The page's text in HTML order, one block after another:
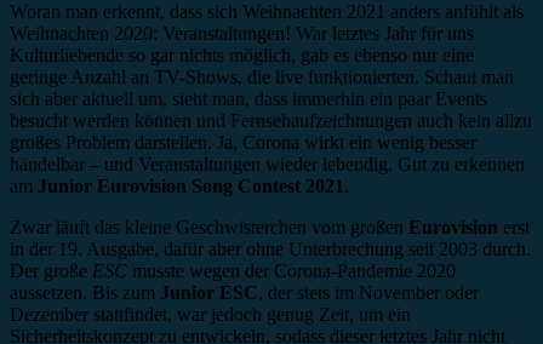
Woran man erkennt, dass sich Weihnachten 2021 anders anfühlt als
Weihnachten 2020: Veranstaltungen! War letztes Jahr für uns
Kulturliebende so gar nichts möglich, gab es ebenso nur eine
geringe Anzahl an TV-Shows, die live funktionierten. Schaut man
sich aber aktuell um, sieht man, dass immerhin ein paar Events
besucht werden können und Fernsehaufzeichnungen auch kein allzu
großes Problem darstellen. Ja, Corona wirkt ein wenig besser
händelbar – und Veranstaltungen wieder lebendig. Gut zu erkennen
am Junior Eurovision Song Contest 2021 .
Zwar läuft das kleine Geschwisterchen vom großen Eurovision erst
in der 19. Ausgabe, dafür aber ohne Unterbrechung seit 2003 durch.
Der große ESC musste wegen der Corona-Pandemie 2020
aussetzen. Bis zum Junior ESC, der stets im November oder
Dezember stattfindet, war jedoch genug Zeit, um ein
Sicherheitskonzept zu entwickeln, sodass dieser letztes Jahr nicht